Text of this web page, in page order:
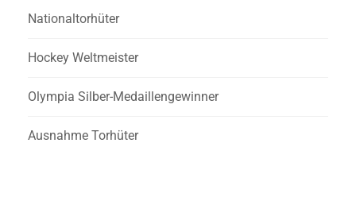
Nationaltorhüter
Hockey Weltmeister
Olympia Silber-Medaillengewinner
Ausnahme Torhüter